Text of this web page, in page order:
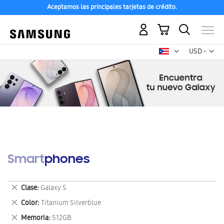
Aceptamos las principales tarjetas de crédito.
USD -
dólar
Mi carrito
Smartphones
Clase Galaxy S
Eliminar
este
artículo
Color Titanium Silverblue
Eliminar
este
Memoria 512GB
Eliminar